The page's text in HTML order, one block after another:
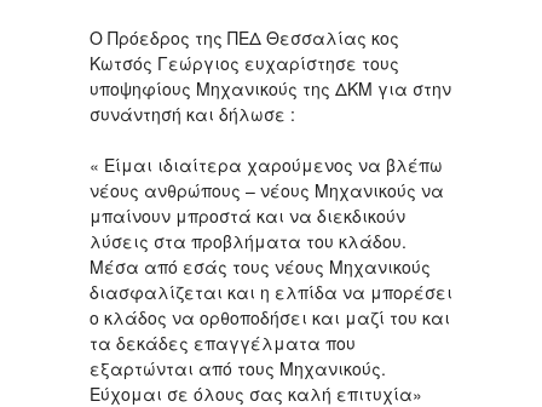
Ο Πρόεδρος της ΠΕΔ Θεσσαλίας κος
Κωτσός Γεώργιος ευχαρίστησε τους
υποψηφίους Μηχανικούς της ΔΚΜ για στην
συνάντησή και δήλωσε :
« Είμαι ιδιαίτερα χαρούμενος να βλέπω
νέους ανθρώπους – νέους Μηχανικούς να
μπαίνουν μπροστά και να διεκδικούν
λύσεις στα προβλήματα του κλάδου.
Μέσα από εσάς τους νέους Μηχανικούς
διασφαλίζεται και η ελπίδα να μπορέσει
ο κλάδος να ορθοποδήσει και μαζί του και
τα δεκάδες επαγγέλματα που
εξαρτώνται από τους Μηχανικούς.
Εύχομαι σε όλους σας καλή επιτυχία»